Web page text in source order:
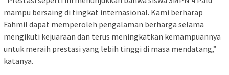
mampu bersaing di tingkat internasional. Kami berharap
Fahmil dapat memperoleh pengalaman berharga selama
mengikuti kejuaraan dan terus meningkatkan kemampuannya
untuk meraih prestasi yang lebih tinggi di masa mendatang,”
katanya.